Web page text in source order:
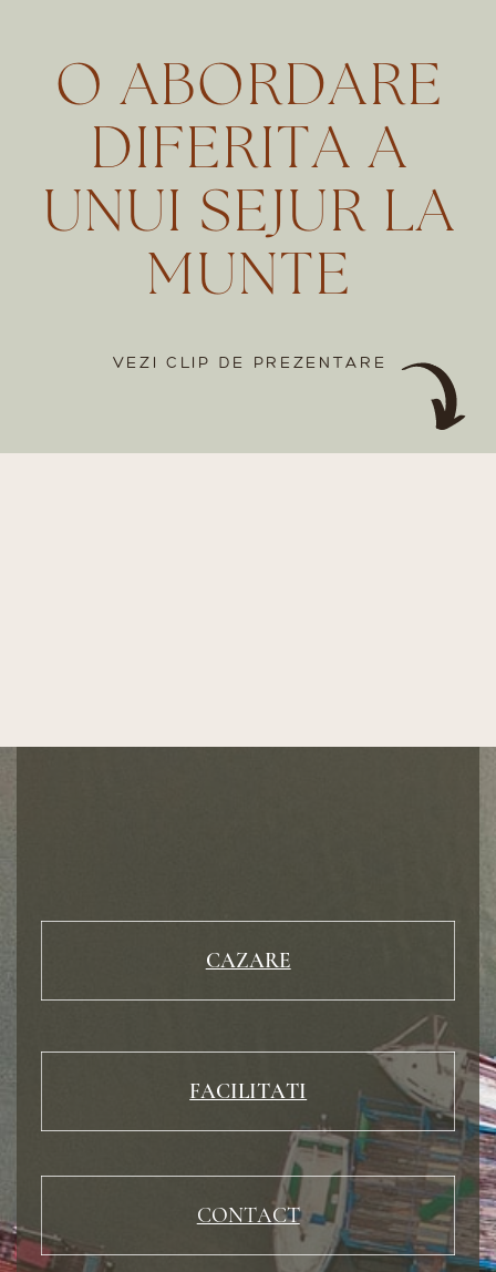
O ABORDARE
DIFERITA A
UNUI SEJUR LA
MUNTE
VEZI CLIP DE PREZENTARE
CAZARE
FACILITATI
CONTACT